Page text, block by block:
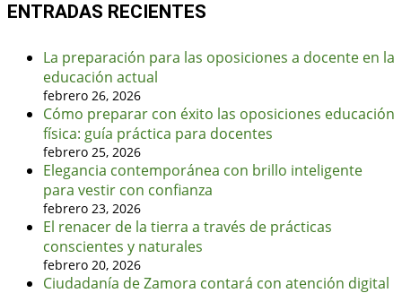
ENTRADAS RECIENTES
La preparación para las oposiciones a docente en la
educación actual
febrero 26, 2026
Cómo preparar con éxito las oposiciones educación
física: guía práctica para docentes
febrero 25, 2026
Elegancia contemporánea con brillo inteligente
para vestir con confianza
febrero 23, 2026
El renacer de la tierra a través de prácticas
conscientes y naturales
febrero 20, 2026
Ciudadanía de Zamora contará con atención digital